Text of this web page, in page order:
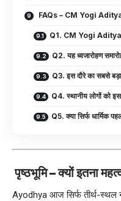
FAQs – CM Yogi
Q1. CM Yogi
Q2. यह ध्वजारोहण
Q3. इस दौरे का सबसे बड़ा
Q4. स्थानीय लोगों को
Q5. क्या सिर्फ धार्मिक
पृष्ठभूमि – क्यों इतना
Ayodhya आज सिर्फ तीर्थ-स्थल